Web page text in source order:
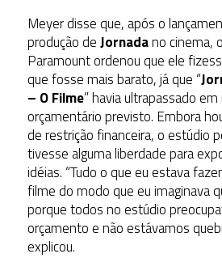
Meyer disse que, após o
produção deJornadano cinema,
Paramount ordenou que ele
que fosse mais barato, já que “
– O Filme” havia ultrapassado
orçamentário previsto. Embora
de restrição financeira, o estúdio
tivesse alguma liberdade para
idéias. “Tudo o que eu estava
filme do modo que eu imaginava
porque todos no estúdio
orçamento e não estávamos
explicou.